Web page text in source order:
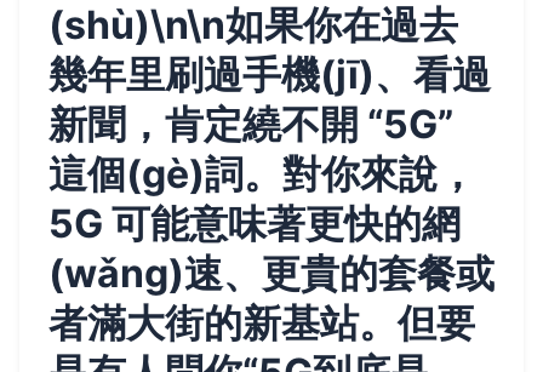
(shù)\n\n如果你在過去
幾年里刷過手機(jī)、看過
新聞，肯定繞不開 “5G”
這個(gè)詞。對你來說，
5G 可能意味著更快的網
(wǎng)速、更貴的套餐或
者滿大街的新基站。但要